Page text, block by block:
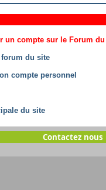
un compte sur le Forum
du site
compte personnel
du site
Contactez nous